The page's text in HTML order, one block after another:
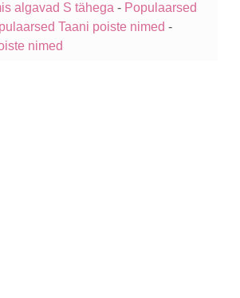
algavad S tähega - Populaarsed
Taani poiste nimed -
nimed